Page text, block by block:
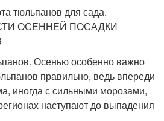
Осенью особенно важно
правильно, ведь впереди
иногда с сильными морозами,
наступают до выпадения